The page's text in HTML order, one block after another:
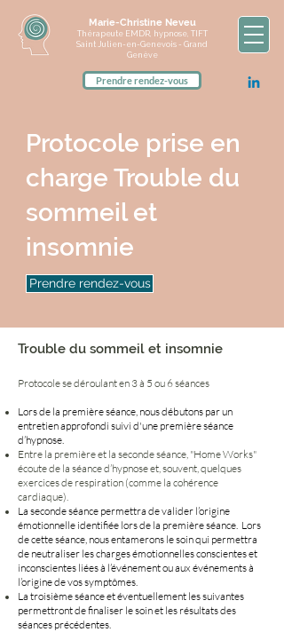
Marie-Christine Neveu
Thérapeute EMDR, hypnose, TIFT
Saint Julien-en-Genevois - Grand
Genève
Prendre rendez-vous
Protocole prise en
charge Trouble du
sommeil et
insomnie
Prendre rendez-vous
Trouble du sommeil et insomnie
Protocole se déroulant en 3 à 5 ou 6 séances
Lors de la première séance, nous débutons par un
entretien approfondi suivi d'une première séance
d’hypnose.
Entre la première et la seconde séance, "Home Works"
écoute de la séance d’hypnose et, souvent, quelques
exercices de respiration (comme la cohérence
cardiaque).
La seconde séance permettra de valider l’origine
émotionnelle identifiée lors de la première séance. Lors
de cette séance, nous entamerons le soin qui permettra
de neutraliser les charges émotionnelles conscientes et
inconscientes liées à l’événement ou aux événements à
l’origine de vos symptômes.
La troisième séance et éventuellement les suivantes
permettront de finaliser le soin et les résultats des
séances précédentes.